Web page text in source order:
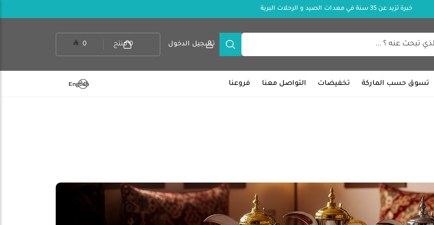
خبرة تزيد عن 35 سنة في معدات الصيد و الرحلات البرية
تسجيل الدخول 0 منتج 0
تسوق حسب الماركة تخفيضات التواصل معنا فروعنا English